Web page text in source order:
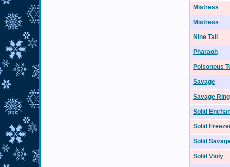
Mistress
Mistress
Nine Tail
Pharaoh
Poisonous
Savage
Savage
Solid
Solid
Solid
Solid Violy